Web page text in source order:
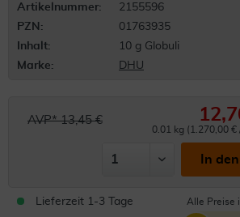
Artikelnummer:
2155596
PZN:
01763935
Inhalt:
10 g Globuli
Marke:
DHU
AVP* 13,45 €
0.01 kg (1.270,00 €
In
Lieferzeit 1-3 Tage Alle Preise